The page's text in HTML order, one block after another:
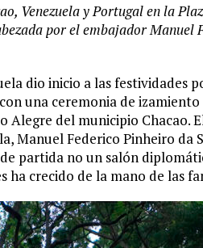
Venezuela y Portugal en la
por el embajador Manuel
dio inicio a las festividades
una ceremonia de
Alegre del municipio Chacao.
Manuel Federico Pinheiro da
partida no un salón
ha crecido de la mano de las